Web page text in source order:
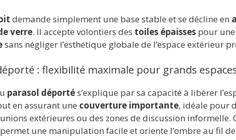
demande simplement une base stable et se décline en
verre. Il accepte volontiers des toiles épaisses pour une
sans négliger l’esthétique globale de l’espace extérieur
: flexibilité maximale pour grands
parasol déportés’explique par sa capacité à libérer
en assurant une couverture importante, idéale pour
extérieures ou des zones de discussion informelle.
une manipulation facile et oriente l’ombre au fil